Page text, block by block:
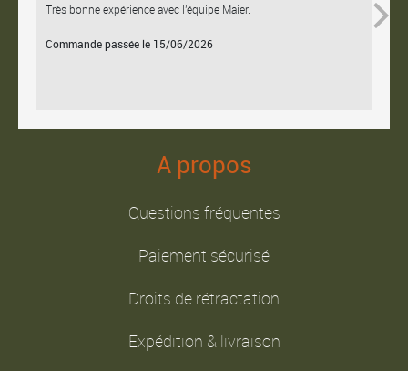
Très bonne expérience avec l'équipe Maier.
Commande passée le 15/06/2026
A propos
Questions fréquentes
Paiement sécurisé
Droits de rétractation
Expédition & livraison